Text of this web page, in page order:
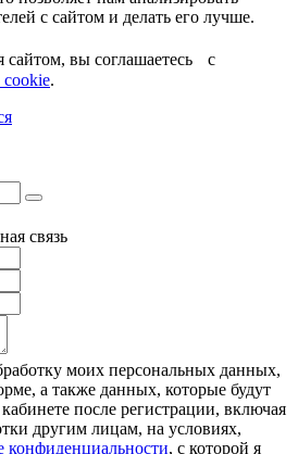
с сайтом и делать его лучше.
сайтом, вы соглашаетесь с
.
связь
моих персональных данных,
а также данных, которые будут
после регистрации, включая
другим лицам, на условиях,
конфиденциальности, с которой я